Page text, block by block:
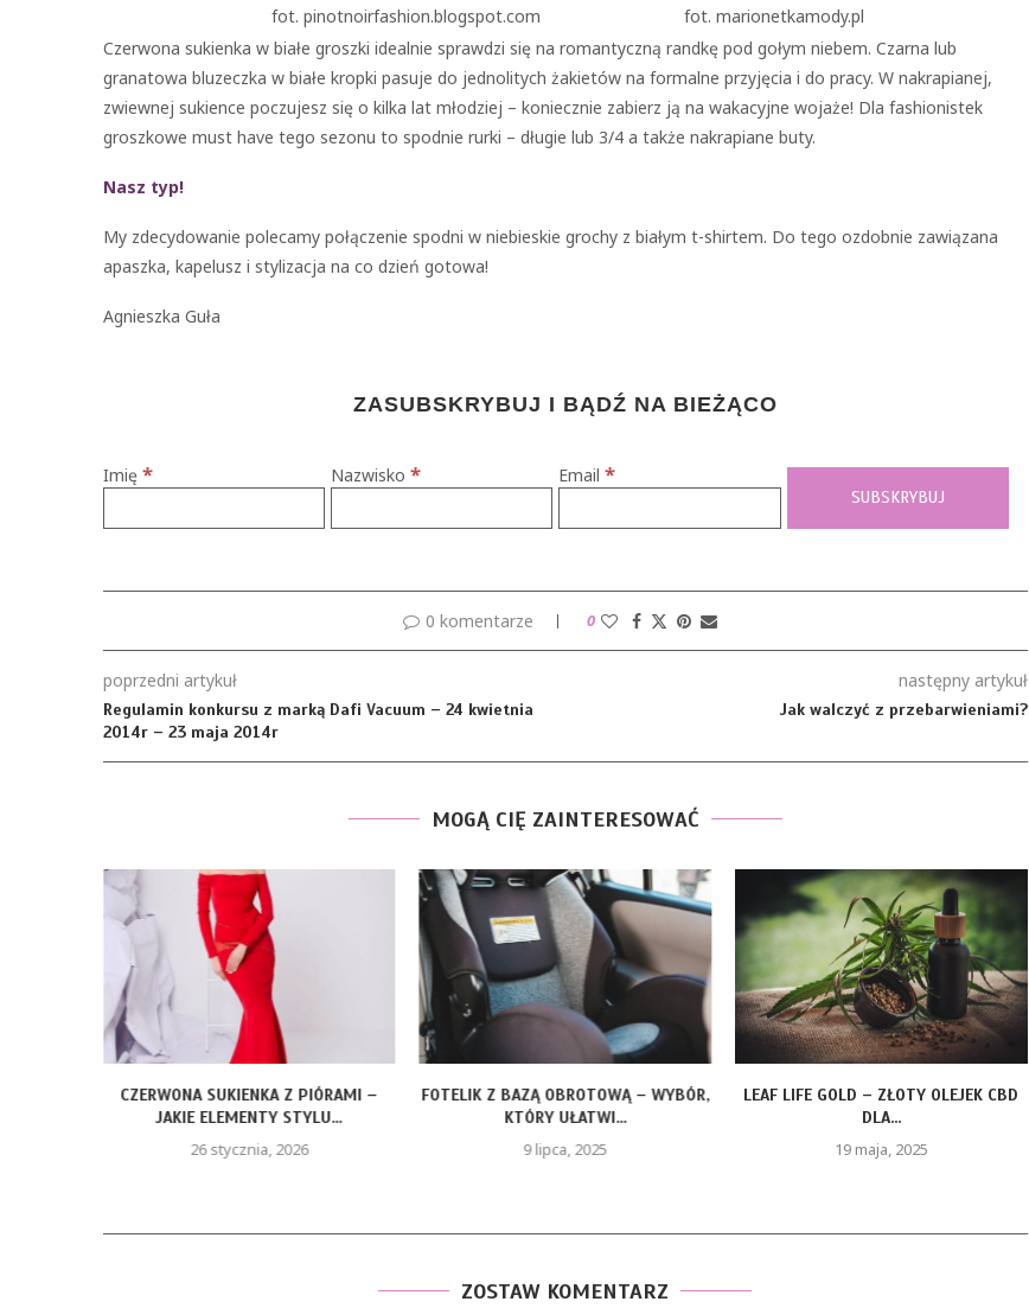
fot. pinotnoirfashion.blogspot.com
fot. marionetkamody.pl
Czerwona sukienka w białe groszki idealnie sprawdzi się na romantyczną randkę pod gołym niebem. Czarna lub
granatowa bluzeczka w białe kropki pasuje do jednolitych żakietów na formalne przyjęcia i do pracy. W nakrapianej,
zwiewnej sukience poczujesz się o kilka lat młodziej – koniecznie zabierz ją na wakacyjne wojaże! Dla fashionistek
groszkowe must have tego sezonu to spodnie rurki – długie lub 3/4 a także nakrapiane buty.
Nasz typ!
My zdecydowanie polecamy połączenie spodni w niebieskie grochy z białym t-shirtem. Do tego ozdobnie zawiązana
apaszka, kapelusz i stylizacja na co dzień gotowa!
Agnieszka Guła
ZASUBSKRYBUJ I BĄDŹ NA BIEŻĄCO
Imię * Nazwisko* Email*
0 komentarze 0
poprzedni artykuł
Regulamin konkursu z marką Dafi Vacuum – 24 kwietnia
2014r – 23 maja 2014r
następny artykuł
Jak walczyć z przebarwieniami?
MOGĄ CIĘ ZAINTERESOWAĆ
CZERWONA SUKIENKA Z PIÓRAMI –
JAKIE ELEMENTY STYLU...
26 stycznia, 2026
FOTELIK Z BAZĄ OBROTOWĄ – WYBÓR,
KTÓRY UŁATWI...
9 lipca, 2025
LEAF LIFE GOLD – ZŁOTY OLEJEK CBD
DLA...
19 maja, 2025
ZOSTAW KOMENTARZ